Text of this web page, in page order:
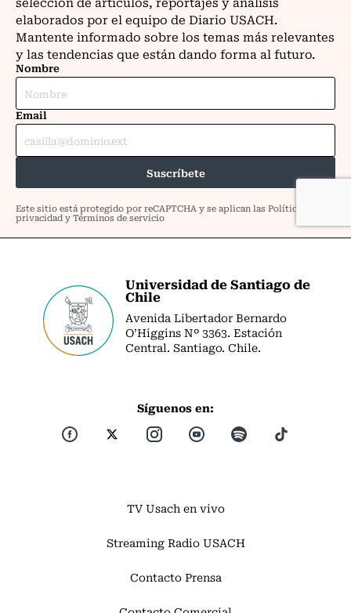
Universidad de Santiago de
Chile
Avenida Libertador Bernardo
O’Higgins Nº 3363. Estación
Central. Santiago. Chile.
Síguenos en:
TV Usach en vivo
Streaming Radio USACH
Contacto Prensa